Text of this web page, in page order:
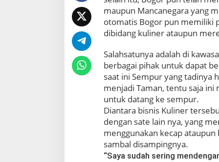
S
a
t
e
i
c
h
a
S
e
m
p
u
r
maupun Mancanegara yang
otomatis Bogor pun memiliki
dibidang kuliner ataupun
Salahsatunya adalah di
berbagai pihak untuk dapat
saat ini Sempur yang tadinya
menjadi Taman, tentu saja
untuk datang ke sempur.
Diantara bisnis Kuliner
dengan sate lain nya, yang
menggunakan kecap
sambal disampingnya.
“Saya sudah sering